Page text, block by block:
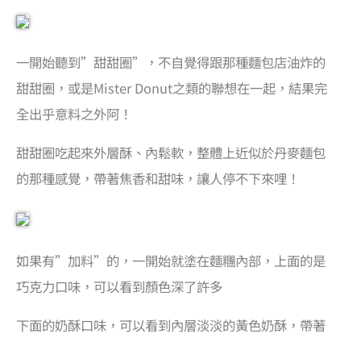
一開始聽到”甜甜圈”，不自覺得跟那種麵包店油炸的
甜甜圈，或是Mister Donut之類的聯想在一起，結果完
全出乎意料之外阿！
甜甜圈吃起來外層酥、內鬆軟，整體上近似於丹麥麵包
的那種感覺，帶著焦香和甜味，讓人停不下來哩！
如果有”加料”的，一開始就塗在麵糰內部，上面的是
巧克力口味，可以看到顏色深了許多
下面的奶酥口味，可以看到內層淡淡的黃色奶酥，帶著